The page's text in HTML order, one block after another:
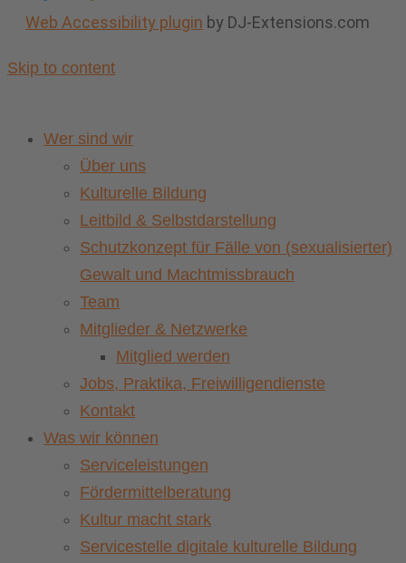
Web Accessibility plugin by DJ-Extensions.com
Skip to content
Wer sind wir
Über uns
Kulturelle Bildung
Leitbild & Selbstdarstellung
Schutzkonzept für Fälle von (sexualisierter)
Gewalt und Machtmissbrauch
Team
Mitglieder & Netzwerke
Mitglied werden
Jobs, Praktika, Freiwilligendienste
Kontakt
Was wir können
Serviceleistungen
Fördermittelberatung
Kultur macht stark
Servicestelle digitale kulturelle Bildung